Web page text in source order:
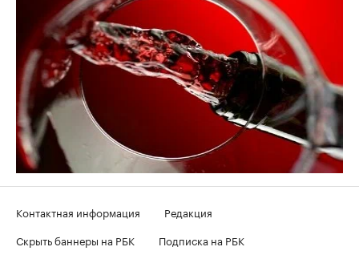
Контактная информация
Редакция
Скрыть баннеры на РБК
Подписка на РБК